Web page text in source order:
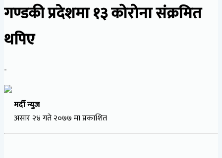
गण्डकी प्रदेशमा १३ कोरोना संक्रमित
थपिए
-
मर्दी न्युज
असार २४ गते २०७७ मा प्रकाशित